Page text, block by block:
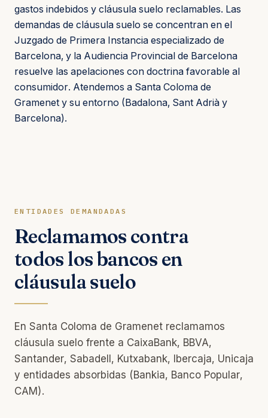
gastos indebidos y cláusula suelo reclamables. Las
demandas de cláusula suelo se concentran en el
Juzgado de Primera Instancia especializado de
Barcelona, y la Audiencia Provincial de Barcelona
resuelve las apelaciones con doctrina favorable al
consumidor. Atendemos a Santa Coloma de
Gramenet y su entorno (Badalona, Sant Adrià y
Barcelona).
ENTIDADES DEMANDADAS
Reclamamos contra
todos los bancos en
cláusula suelo
En Santa Coloma de Gramenet reclamamos
cláusula suelo frente a CaixaBank, BBVA,
Santander, Sabadell, Kutxabank, Ibercaja, Unicaja
y entidades absorbidas (Bankia, Banco Popular,
CAM).